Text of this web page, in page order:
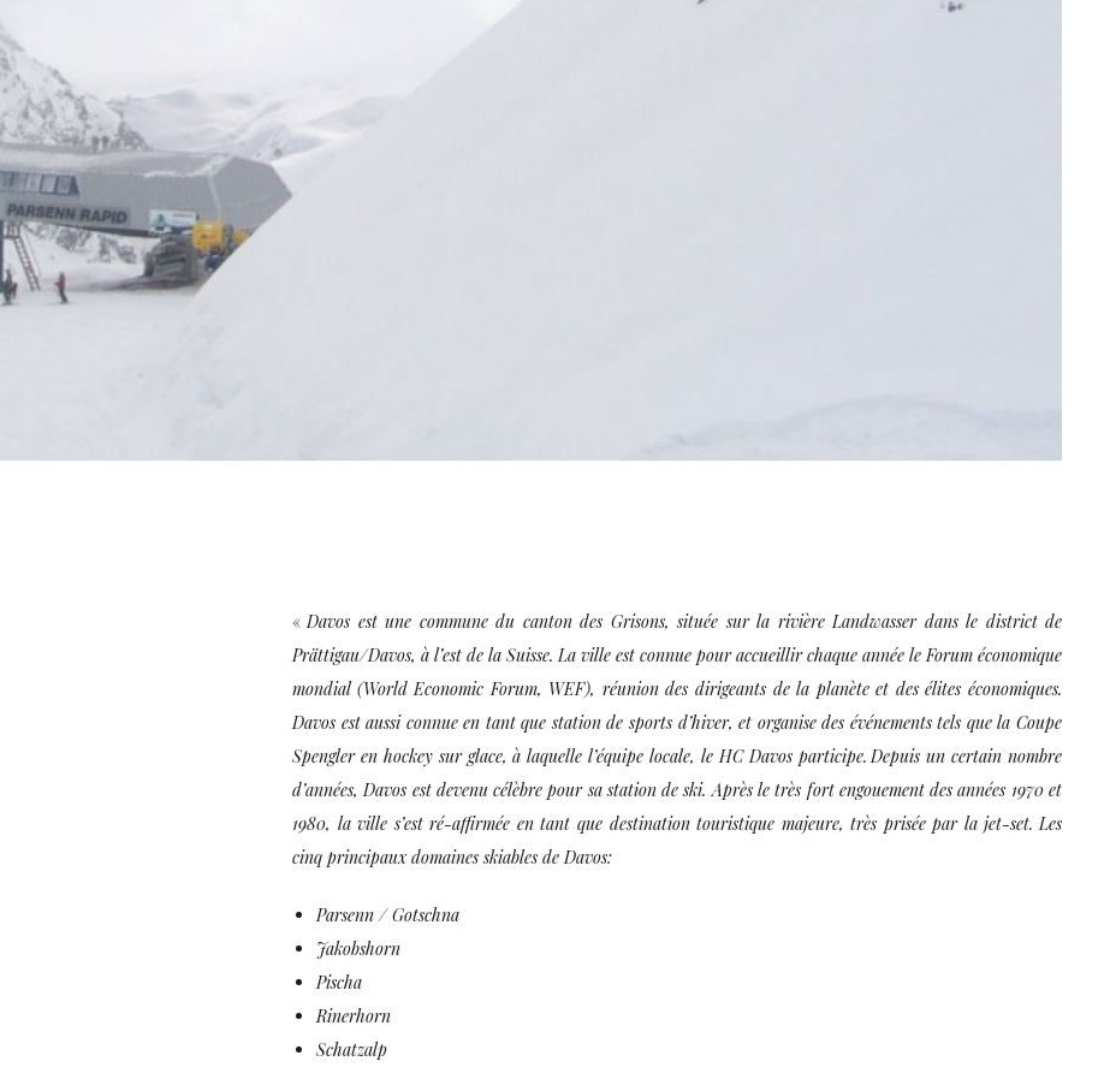
«Davos est une commune du canton des Grisons, située sur la rivière Landwasser dans le district de
Prättigau/Davos, à l’est de la Suisse. La ville est connue pour accueillir chaque année le Forum économique
mondial (World Economic Forum, WEF), réunion des dirigeants de la planète et des élites économiques.
Davos est aussi connue en tant que station de sports d’hiver, et organise des événements tels que la Coupe
Spengler en hockey sur glace, à laquelle l’équipe locale, le HC Davos participe. Depuis un certain nombre
d’années, Davos est devenu célèbre pour sa station de ski. Après le très fort engouement des années 1970 et
1980, la ville s’est ré-affirmée en tant que destination touristique majeure, très prisée par la jet-set. Les
cinq principaux domaines skiables de Davos:
Parsenn / Gotschna
Jakobshorn
Pischa
Rinerhorn
Schatzalp